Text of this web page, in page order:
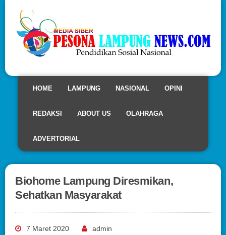
HOME LAMPUNG NASIONAL OPINI
REDAKSI ABOUT US OLAHRAGA
ADVERTORIAL
Biohome Lampung Diresmikan,
Sehatkan Masyarakat
7 Maret 2020 admin